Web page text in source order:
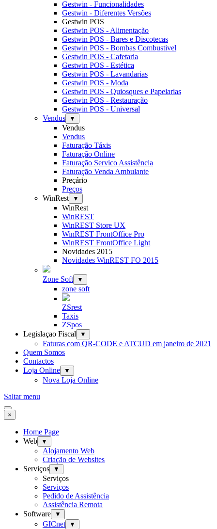
Gestwin - Funcionalidades
Gestwin - Diferentes Versões
Gestwin POS
Gestwin POS - Alimentação
Gestwin POS - Bares e Discotecas
Gestwin POS - Bombas Combustivel
Gestwin POS - Cafetaria
Gestwin POS - Estética
Gestwin POS - Lavandarias
Gestwin POS - Moda
Gestwin POS - Quiosques e Papelarias
Gestwin POS - Restauração
Gestwin POS - Universal
Vendus
▼
Vendus
Vendus
Faturação Táxis
Faturação Online
Faturação Servico Assistência
Faturação Venda Ambulante
Preçário
Preços
WinRest
▼
WinRest
WinREST
WinREST Store UX
WinREST FrontOffice Pro
WinREST FrontOffice Light
Novidades 2015
Novidades WinREST FO 2015
Zone Soft ▼
zone soft
ZSrest
Taxis
ZSpos
Legislaçao Fiscal
▼
Faturas com QR-CODE e ATCUD em janeiro de 2021
Quem Somos
Contactos
Loja Online
▼
Nova Loja Online
Saltar menu
×
Home Page
Web
▼
Alojamento Web
Criação de Websites
Serviços
▼
Serviços
Serviços
Pedido de Assistência
Assistência Remota
Software
▼
GICnet ▼